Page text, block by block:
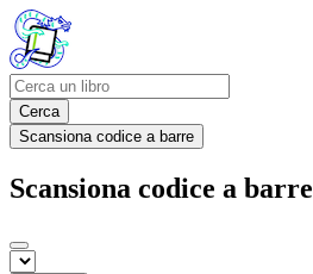
Cerca
Scansiona codice a barre
Scansiona codice a barre